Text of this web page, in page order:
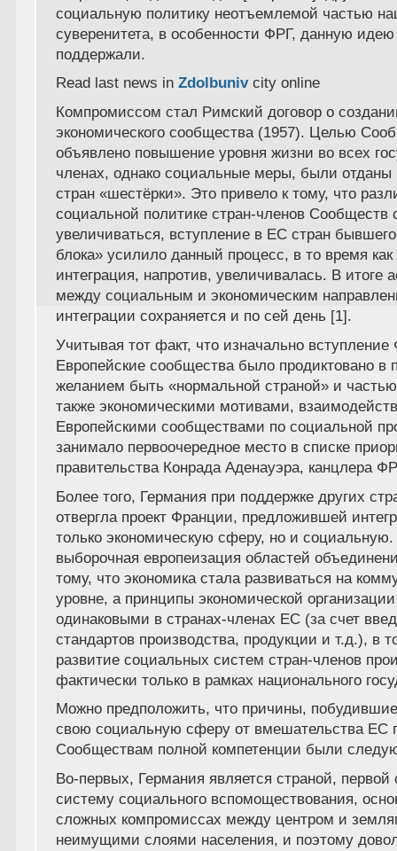
социальную политику неотъемлемой частью
суверенитета, в особенности ФРГ, данную
поддержали.
Read last news inZdolbunivcity online
Компромиссом стал Римский договор о
экономического сообщества (1957). Целью
объявлено повышение уровня жизни во всех
членах, однако социальные меры, были отданы
стран «шестёрки». Это привело к тому, что
социальной политике стран-членов Сообществ
увеличиваться, вступление в ЕС стран бывшего
блока» усилило данный процесс, в то время как
интеграция, напротив, увеличивалась. В итоге
между социальным и экономическим
интеграции сохраняется и по сей день [1].
Учитывая тот факт, что изначально
Европейские сообщества было продиктовано в
желанием быть «нормальной страной» и
также экономическими мотивами,
Европейскими сообществами по социальной
занимало первоочередное место в списке
правительства Конрада Аденауэра, канцлера
Более того, Германия при поддержке других
отвергла проект Франции, предложившей
только экономическую сферу, но и социальную.
выборочная европеизация областей
тому, что экономика стала развиваться на
уровне, а принципы экономической
одинаковыми в странах-членах ЕС (за счет
стандартов производства, продукции и т.д.), в
развитие социальных систем стран-членов
фактически только в рамках национального
Можно предположить, что причины,
свою социальную сферу от вмешательства ЕС
Сообществам полной компетенции были
Во-первых, Германия является страной,
систему социального вспомоществования,
сложных компромиссах между центром и
неимущими слоями населения, и поэтому